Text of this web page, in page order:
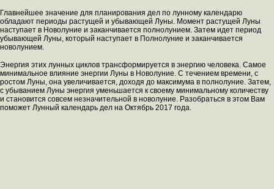
Главнейшее значение для планирования дел по лунному календарю
обладают периоды растущей и убывающей Луны. Момент растущей Луны
наступает в Новолуние и заканчивается полнолунием. Затем идет период
убывающей Луны, который наступает в Полнолуние и заканчивается
новолунием.
Энергия этих лунных циклов трансформируется в энергию человека. Самое
минимальное влияние энергии Луны в Новолуние. С течением времени, с
ростом Луны, она увеличивается, доходя до максимума в полнолуние. Затем,
с убыванием Луны энергия уменьшается к своему минимальному количеству
и становится совсем незначительной в новолуние. Разобраться в этом Вам
поможет Лунный календарь дел на Октябрь 2017 года.